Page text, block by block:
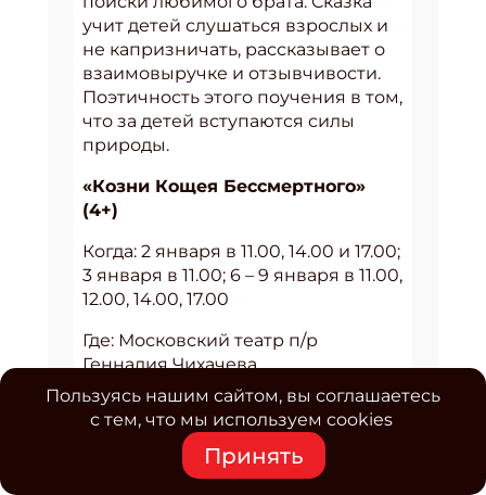
учит детей слушаться взрослых и
не капризничать, рассказывает о
взаимовыручке и отзывчивости.
Поэтичность этого поучения в том,
что за детей вступаются силы
природы.
«Козни Кощея Бессмертного»
(4+)
Когда: 2 января в 11.00, 14.00 и 17.00;
3 января в 11.00; 6 – 9 января в 11.00,
12.00, 14.00, 17.00
Где: Московский театр п/р
Геннадия Чихачева
http://mtch.ru/
Жители волшебной страны
собирались как обычно весело и
Пользуясь нашим сайтом, вы соглашаетесь
с тем, что мы используем cookies
Принять